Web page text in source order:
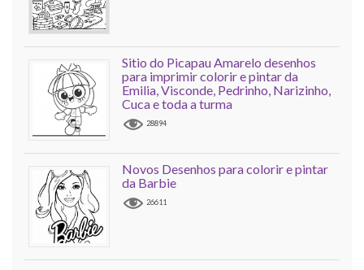
Sitio do Picapau Amarelo desenhos
para imprimir colorir e pintar da
Emilia, Visconde, Pedrinho, Narizinho,
Cuca e toda a turma
28894
Novos Desenhos para colorir e pintar
da Barbie
26611